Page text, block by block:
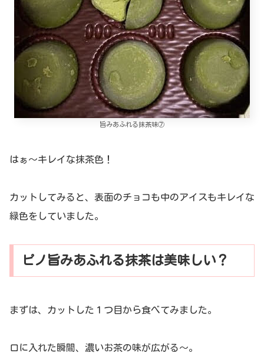
旨みあふれる抹茶味⑦
はぁ～キレイな抹茶色！
カットしてみると、表面のチョコも中のアイスもキレイな
緑色をしていました。
ピノ旨みあふれる抹茶は美味しい？
まずは、カットした１つ目から食べてみました。
口に入れた瞬間、濃いお茶の味が広がる～。